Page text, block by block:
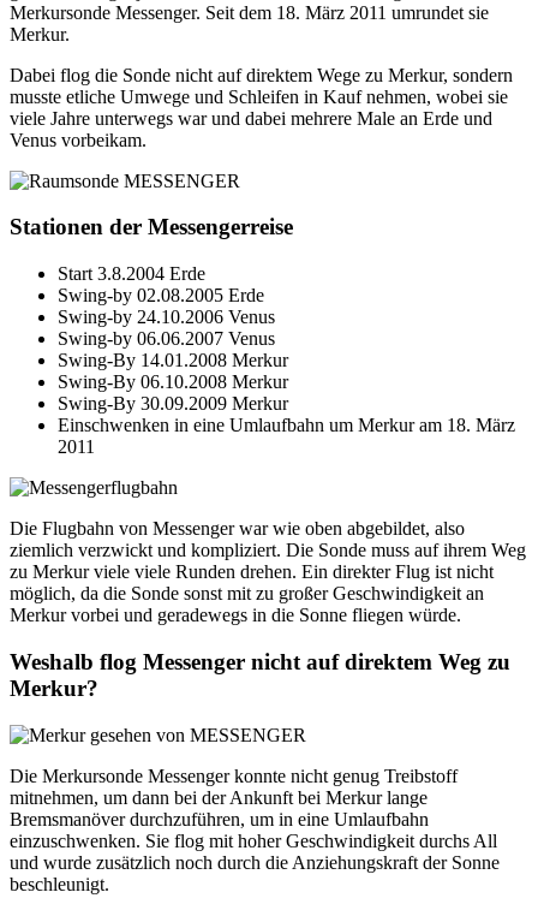
Merkursonde Messenger. Seit dem 18. März 2011 umrundet sie
Merkur.
Dabei flog die Sonde nicht auf direktem Wege zu Merkur, sondern
musste etliche Umwege und Schleifen in Kauf nehmen, wobei sie
viele Jahre unterwegs war und dabei mehrere Male an Erde und
Venus vorbeikam.
Stationen der Messengerreise
Start 3.8.2004 Erde
Swing-by 02.08.2005 Erde
Swing-by 24.10.2006 Venus
Swing-by 06.06.2007 Venus
Swing-By 14.01.2008 Merkur
Swing-By 06.10.2008 Merkur
Swing-By 30.09.2009 Merkur
Einschwenken in eine Umlaufbahn um Merkur am 18. März
2011
Die Flugbahn von Messenger war wie oben abgebildet, also
ziemlich verzwickt und kompliziert. Die Sonde muss auf ihrem Weg
zu Merkur viele viele Runden drehen. Ein direkter Flug ist nicht
möglich, da die Sonde sonst mit zu großer Geschwindigkeit an
Merkur vorbei und geradewegs in die Sonne fliegen würde.
Weshalb flog Messenger nicht auf direktem Weg zu
Merkur?
Die Merkursonde Messenger konnte nicht genug Treibstoff
mitnehmen, um dann bei der Ankunft bei Merkur lange
Bremsmanöver durchzuführen, um in eine Umlaufbahn
einzuschwenken. Sie flog mit hoher Geschwindigkeit durchs All
und wurde zusätzlich noch durch die Anziehungskraft der Sonne
beschleunigt.